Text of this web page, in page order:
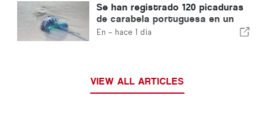
Se han registrado 120 picaduras
de carabela portuguesa en un
solo día
En - hace 1 día
VIEW ALL ARTICLES